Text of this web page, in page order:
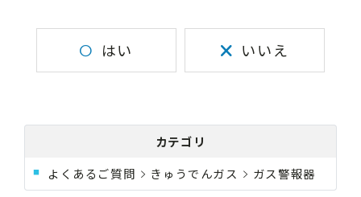
はい いいえ
カテゴリ
よくあるご質問
きゅうでんガス ガス警報器